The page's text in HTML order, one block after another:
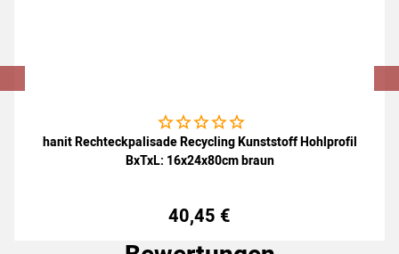
Noch keine Bewertungen abgegeben
hanit Rechteckpalisade Recycling Kunststoff Hohlprofil
BxTxL: 16x24x80cm braun
40,45 €